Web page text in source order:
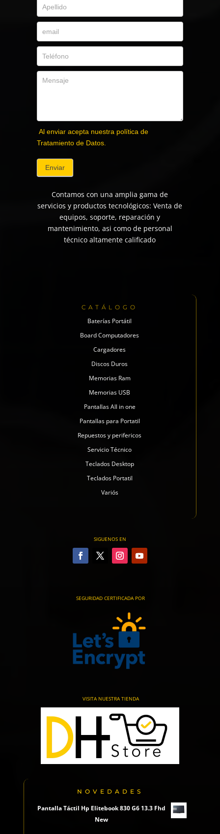
Al enviar acepta nuestra política de
Tratamiento de Datos.
Enviar
Contamos con una amplia gama de
servicios y productos tecnológicos: Venta de
equipos, soporte, reparación y
mantenimiento, asi como de personal
técnico altamente calificado
CATÁLOGO
Baterías Portátil
Board Computadores
Cargadores
Discos Duros
Memorias Ram
Memorias USB
Pantallas All in one
Pantallas para Portatil
Repuestos y perifericos
Servicio Técnico
Teclados Desktop
Teclados Portatil
Variós
SIGUENOS EN
SEGURIDAD CERTIFICADA POR
VISITA NUESTRA TIENDA
NOVEDADES
Pantalla Táctil Hp Elitebook 830 G6 13.3 Fhd
New